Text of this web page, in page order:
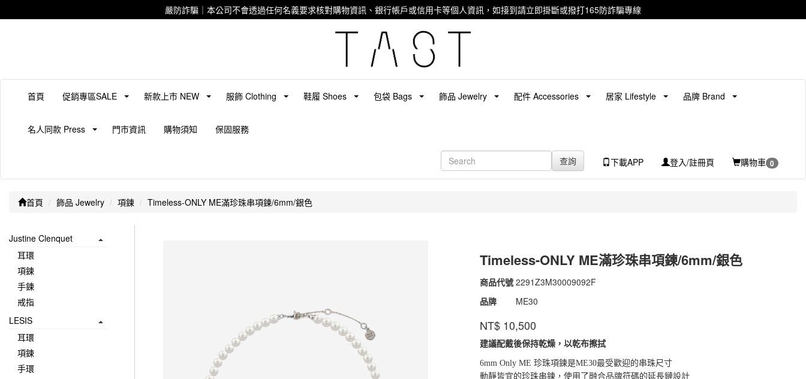
嚴防詐騙｜本公司不會透過任何名義要求核對購物資訊、銀行帳戶或信用卡等個人資訊，如接到請立即掛斷或撥打165防詐騙專線
首頁 促銷專區SALE 新款上市 NEW 服飾 Clothing 鞋履 Shoes 包袋 Bags 飾品 Jewelry 配件 Accessories 居家 Lifestyle 品牌 Brand
名人同款 Press 門市資訊 購物須知 保固服務
下載APP 登入/註冊頁 購物車 0
查詢
首頁 飾品 Jewelry 項鍊 Timeless-ONLY ME滿珍珠串項鍊/6mm/銀色
Justine Clenquet
耳環
項鍊
手鍊
戒指
LESIS
耳環
項鍊
手環
Timeless-ONLY ME滿珍珠串項鍊/6mm/銀色
商品代號 2291Z3M30009092F
2291Z3M30009092F
品牌
ME30
NT$ 10,500
建議配戴後保持乾燥，以乾布擦拭
6mm Only ME 珍珠項鍊是ME30最受歡迎的串珠尺寸
動靜皆宜的珍珠串鍊，使用了融合品牌符碼的延長鏈設計